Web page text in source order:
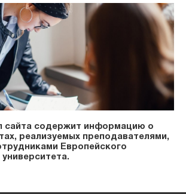
сайта содержит информацию о
реализуемых преподавателями,
Европейского